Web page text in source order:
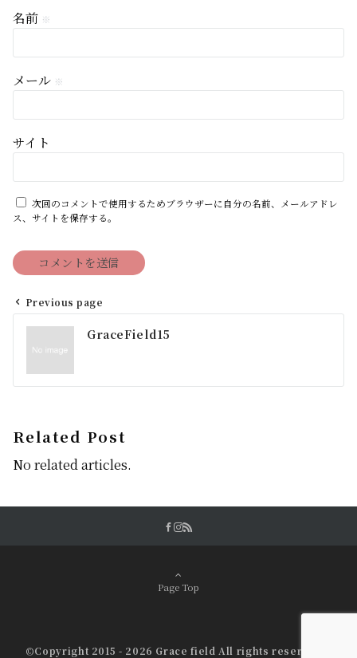
名前 ※
メール ※
サイト
次回のコメントで使用するためブラウザーに自分の名前、メールアドレ
ス、サイトを保存する。
投
ナ
ゲ
ー
Previous page
GraceField15
Related Post
No related articles.
Page Top
©Copyright 2015 - 2026 Grace field All rights reserved.